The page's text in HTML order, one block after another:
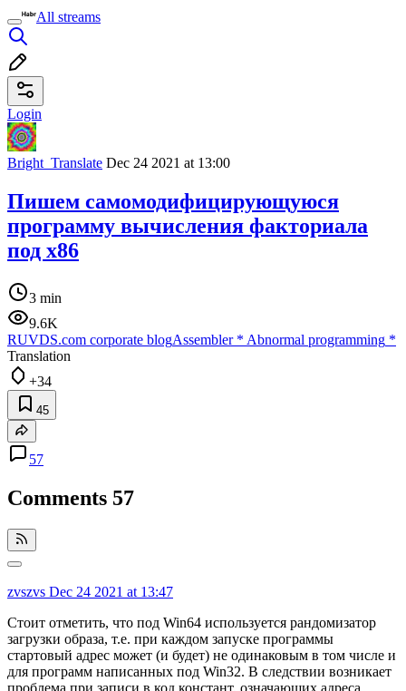
All streams
Login
Bright_Translate Dec 24 2021 at 13:00
Пишем самомодифицирующуюся
программу вычисления факториала
под x86
3 min
9.6K
RUVDS.com corporate blogAssembler* Abnormal programming *
Translation
+34
45
57
Comments 57
zvszvs Dec 24 2021 at 13:47
Стоит отметить, что под Win64 используется рандомизатор
загрузки образа, т.е. при каждом запуске программы
стартовый адрес может (и будет) не одинаковым в том числе и
для программ написанных под Win32. В следствии возникает
проблема при записи в код констант, означающих адреса